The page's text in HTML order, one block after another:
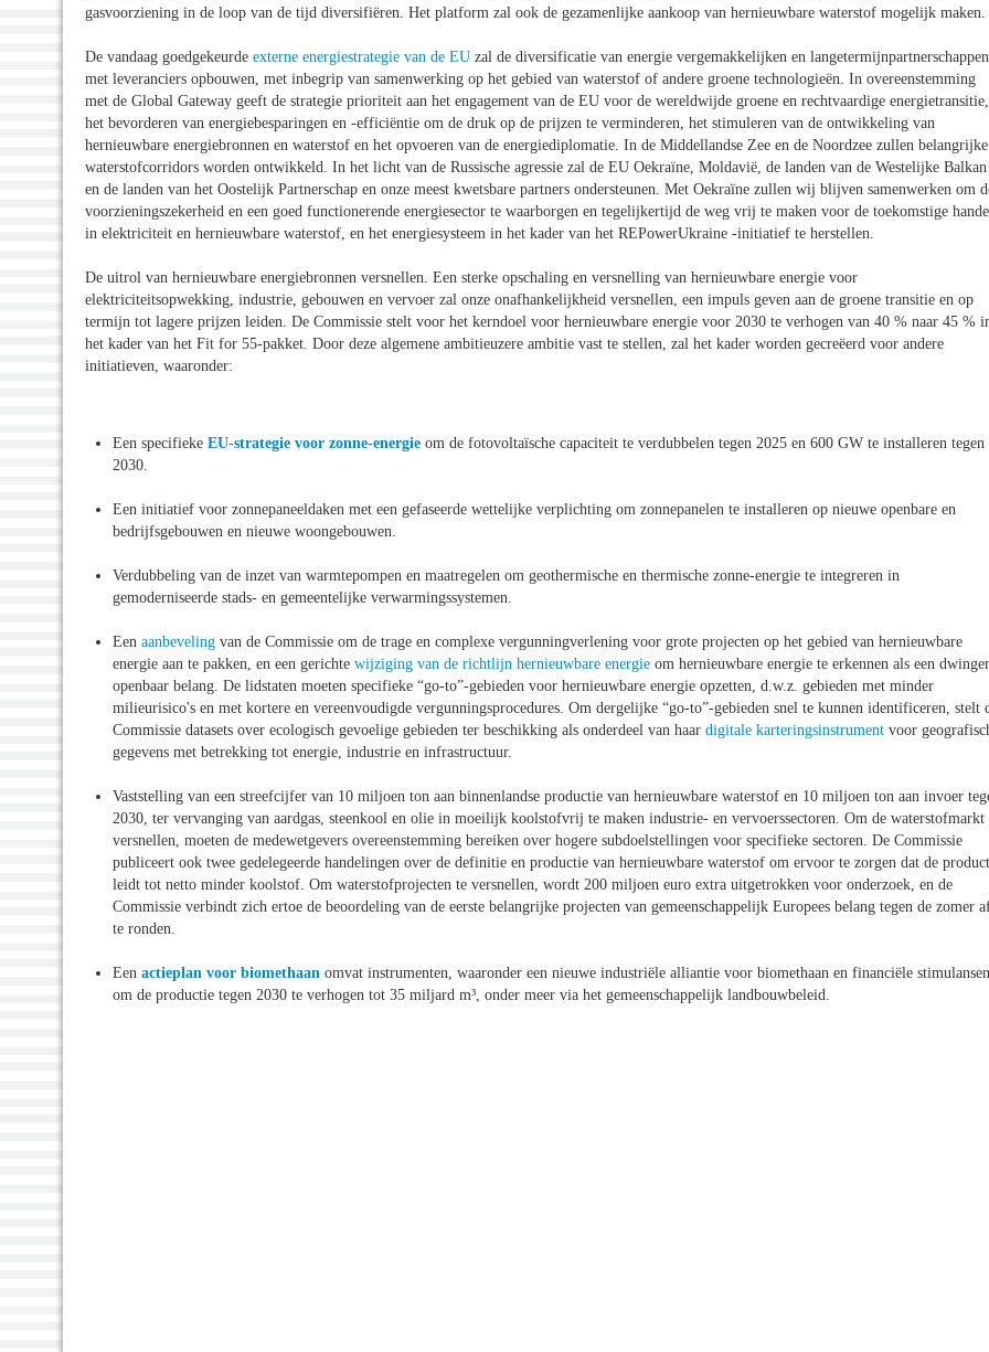
gasvoorziening in de loop van de tijd diversifiëren. Het platform zal ook de gezamenlijke aankoop van hernieuwbare waterstof mogelijk maken.
De vandaag goedgekeurde externe energiestrategie van de EU zal de diversificatie van energie vergemakkelijken en langetermijnpartnerschappen
met leveranciers opbouwen, met inbegrip van samenwerking op het gebied van waterstof of andere groene technologieën. In overeenstemming
met de Global Gateway geeft de strategie prioriteit aan het engagement van de EU voor de wereldwijde groene en rechtvaardige energietransitie,
het bevorderen van energiebesparingen en -efficiëntie om de druk op de prijzen te verminderen, het stimuleren van de ontwikkeling van
hernieuwbare energiebronnen en waterstof en het opvoeren van de energiediplomatie. In de Middellandse Zee en de Noordzee zullen belangrijke
waterstofcorridors worden ontwikkeld. In het licht van de Russische agressie zal de EU Oekraïne, Moldavië, de landen van de Westelijke Balkan
en de landen van het Oostelijk Partnerschap en onze meest kwetsbare partners ondersteunen. Met Oekraïne zullen wij blijven samenwerken om
voorzieningszekerheid en een goed functionerende energiesector te waarborgen en tegelijkertijd de weg vrij te maken voor de toekomstige
in elektriciteit en hernieuwbare waterstof, en het energiesysteem in het kader van het REPowerUkraine -initiatief te herstellen.
De uitrol van hernieuwbare energiebronnen versnellen. Een sterke opschaling en versnelling van hernieuwbare energie voor
elektriciteitsopwekking, industrie, gebouwen en vervoer zal onze onafhankelijkheid versnellen, een impuls geven aan de groene transitie en op
termijn tot lagere prijzen leiden. De Commissie stelt voor het kerndoel voor hernieuwbare energie voor 2030 te verhogen van 40 % naar 45 %
het kader van het Fit for 55-pakket. Door deze algemene ambitieuzere ambitie vast te stellen, zal het kader worden gecreëerd voor andere
initiatieven, waaronder:
Een specifieke EU-strategie voor zonne-energie om de fotovoltaïsche capaciteit te verdubbelen tegen 2025 en 600 GW te installeren tegen
2030.
Een initiatief voor zonnepaneeldaken met een gefaseerde wettelijke verplichting om zonnepanelen te installeren op nieuwe openbare en
bedrijfsgebouwen en nieuwe woongebouwen.
Verdubbeling van de inzet van warmtepompen en maatregelen om geothermische en thermische zonne-energie te integreren in
gemoderniseerde stads- en gemeentelijke verwarmingssystemen.
Een aanbeveling van de Commissie om de trage en complexe vergunningverlening voor grote projecten op het gebied van hernieuwbare
energie aan te pakken, en een gerichte wijziging van de richtlijn hernieuwbare energie om hernieuwbare energie te erkennen als een
openbaar belang. De lidstaten moeten specifieke “go-to”-gebieden voor hernieuwbare energie opzetten, d.w.z. gebieden met minder
milieurisico's en met kortere en vereenvoudigde vergunningsprocedures. Om dergelijke “go-to”-gebieden snel te kunnen identificeren, stelt
Commissie datasets over ecologisch gevoelige gebieden ter beschikking als onderdeel van haar digitale karteringsinstrument voor
gegevens met betrekking tot energie, industrie en infrastructuur.
Vaststelling van een streefcijfer van 10 miljoen ton aan binnenlandse productie van hernieuwbare waterstof en 10 miljoen ton aan invoer
2030, ter vervanging van aardgas, steenkool en olie in moeilijk koolstofvrij te maken industrie- en vervoerssectoren. Om de waterstofmarkt
versnellen, moeten de medewetgevers overeenstemming bereiken over hogere subdoelstellingen voor specifieke sectoren. De Commissie
publiceert ook twee gedelegeerde handelingen over de definitie en productie van hernieuwbare waterstof om ervoor te zorgen dat de
leidt tot netto minder koolstof. Om waterstofprojecten te versnellen, wordt 200 miljoen euro extra uitgetrokken voor onderzoek, en de
Commissie verbindt zich ertoe de beoordeling van de eerste belangrijke projecten van gemeenschappelijk Europees belang tegen de zomer
te ronden.
Een actieplan voor biomethaan omvat instrumenten, waaronder een nieuwe industriële alliantie voor biomethaan en financiële stimulansen
om de productie tegen 2030 te verhogen tot 35 miljard m³, onder meer via het gemeenschappelijk landbouwbeleid.